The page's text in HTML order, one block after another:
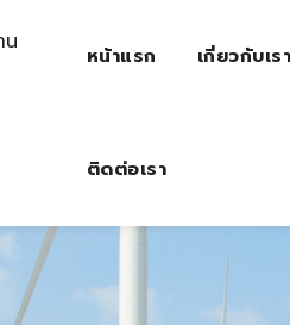
หน้าแรก เกี่ยวกับเรา
ติดต่อเรา